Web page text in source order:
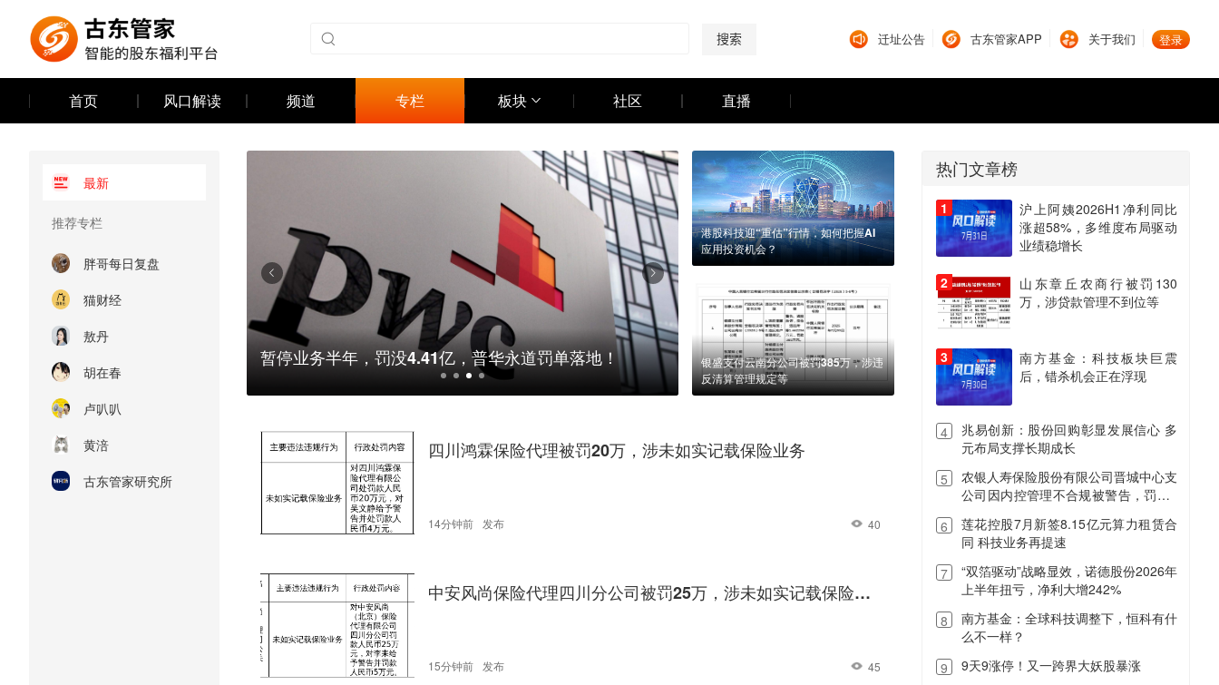
搜索 迁址公告 古东管家APP 关于我们 登录
首页 风口解读 频道 专栏 板块 社区 直播
最新
推荐专栏
胖哥每日复盘
猫财经
敖丹
胡在春
卢叭叭
黄涪
古东管家研究所
华为发布天价新手机，三折叠屏Mate XT，凭啥能卖这 许家印500
多惨？
，普华永道罚单落地！ 为何对法定退休年龄进行调整？“渐进式”将如何体现？
港股科技迎“重估”行情，如何把握AI
应用投资机会？
银盛支付云南分公司被罚385万，涉违
反清算管理规定等
四川鸿霖保险代理被罚20万，涉未如实记载保险业务
14分钟前 发布 40
中安风尚保险代理四川分公司被罚25万，涉未如实记载保险业
15分钟前 发布 45
热门文章榜
沪上阿姨2026H1净利同比
涨超58%，多维度布局驱动
业绩稳增长
1
山东章丘农商行被罚130
万，涉贷款管理不到位等
2
南方基金：科技板块巨震
后，错杀机会正在浮现
3
4
兆易创新：股份回购彰显发展信心 多
元布局支撑长期成长
5
农银人寿保险股份有限公司晋城中心支
公司因内控管理不合规被警告，罚款1
6
莲花控股7月新签8.15亿元算力租赁合
同 科技业务再提速
7
“双箔驱动”战略显效，诺德股份2026年
上半年扭亏，净利大增242%
8
南方基金：全球科技调整下，恒科有什
么不一样？
9
9天9涨停！又一跨界大妖股暴涨